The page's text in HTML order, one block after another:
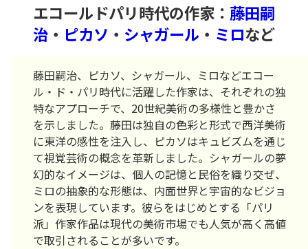
エコールドパリ時代の作家： 藤田嗣
治 ・ ピカソ ・ シャガール ・ ミロなど
藤田嗣治、ピカソ、シャガール、ミロなどエコー
ル・ド・パリ時代に活躍した作家は、それぞれの独
特なアプローチで、20世紀美術の多様性と豊かさ
を示しました。藤田は独自の色彩と形式で西洋美術
に東洋の感性を注入し、ピカソはキュビズムを通じ
て視覚芸術の概念を革新しました。シャガールの夢
幻的なイメージは、個人の記憶と民俗を織り交ぜ、
ミロの抽象的な形態は、内面世界と宇宙的なビジョ
ンを表現しています。彼らをはじめとする「パリ
派」作家作品は現代の美術市場でも人気が高く高値
で取引されることが多いです。